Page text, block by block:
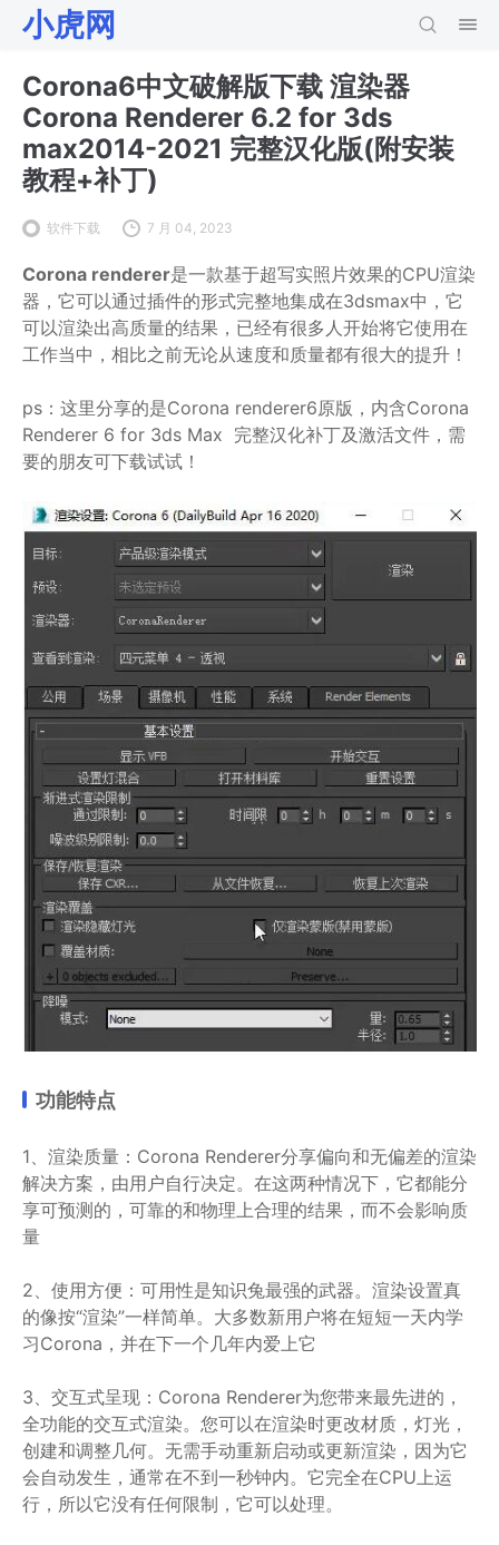
小虎网
Corona6中文破解版下载 渲染器
Corona Renderer 6.2 for 3ds
max2014-2021 完整汉化版(附安装
教程+补丁)
软件下载 7 月 04, 2023
Corona renderer是一款基于超写实照片效果的CPU渲染
器，它可以通过插件的形式完整地集成在3dsmax中，它
可以渲染出高质量的结果，已经有很多人开始将它使用在
工作当中，相比之前无论从速度和质量都有很大的提升！
ps：这里分享的是Corona renderer6原版，内含Corona
Renderer 6 for 3ds Max 完整汉化补丁及激活文件，需
要的朋友可下载试试！
功能特点
1、渲染质量：Corona Renderer分享偏向和无偏差的渲染
解决方案，由用户自行决定。在这两种情况下，它都能分
享可预测的，可靠的和物理上合理的结果，而不会影响质
量
2、使用方便：可用性是知识兔最强的武器。渲染设置真
的像按“渲染”一样简单。大多数新用户将在短短一天内学
习Corona，并在下一个几年内爱上它
3、交互式呈现：Corona Renderer为您带来最先进的，
全功能的交互式渲染。您可以在渲染时更改材质，灯光，
创建和调整几何。无需手动重新启动或更新渲染，因为它
会自动发生，通常在不到一秒钟内。它完全在CPU上运
行，所以它没有任何限制，它可以处理。